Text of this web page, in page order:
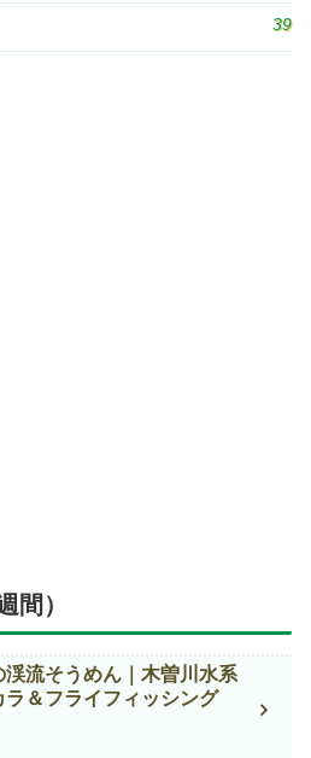
39
間）
渓流そうめん｜木曽川水系
ラ＆フライフィッシング